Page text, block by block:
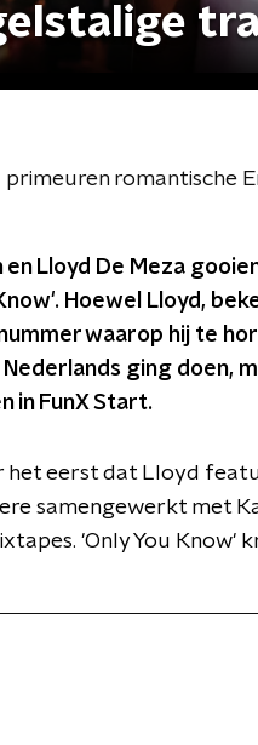
romantische
en Lloyd De Meza
Hoewel Lloyd,
waarop hij te
ging doen,
in FunX Start.
het eerst dat Lloyd
samengewerkt met
'Only You Know'